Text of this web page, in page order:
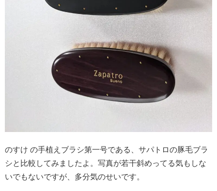
のすけ の手植えブラシ第一号である、サパトロの豚毛ブラ
シと比較してみましたよ。写真が若干斜めってる気もしな
いでもないですが、多分気のせいです。